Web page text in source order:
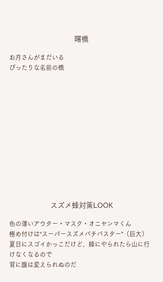
曙橋
お月さんがまだいる
ぴったりな名前の橋
スズメ蜂対策LOOK
色の薄いアウター・マスク・オニヤンマくん
極め付けは“スーパースズメバチバスター”（巨大）
夏日にスゴイかっこだけど、蜂にやられたら山に行
けなくなるので
背に腹は変えられぬのだ